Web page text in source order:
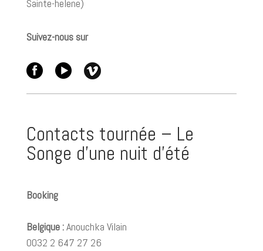
Sainte-helene)
Suivez-nous sur
Contacts tournée – Le
Songe d’une nuit d’été
Booking
Belgique :Anouchka Vilain
0032 2 647 27 26